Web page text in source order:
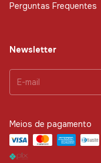
Perguntas Frequentes
Newsletter
Meios de pagamento